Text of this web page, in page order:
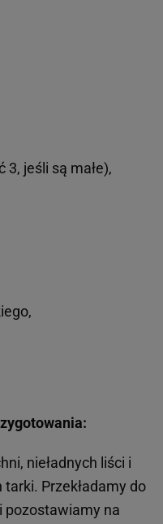
3, jeśli są małe),
nieładnych liści i
Przekładamy do
pozostawiamy na